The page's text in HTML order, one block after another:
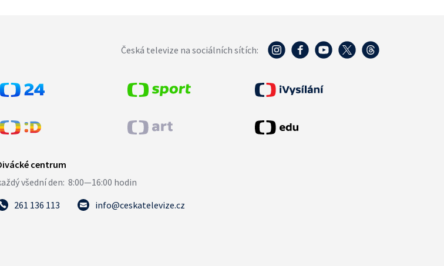
Česká televize na sociálních sítích:
261 136 113 info@ceskatelevize.cz